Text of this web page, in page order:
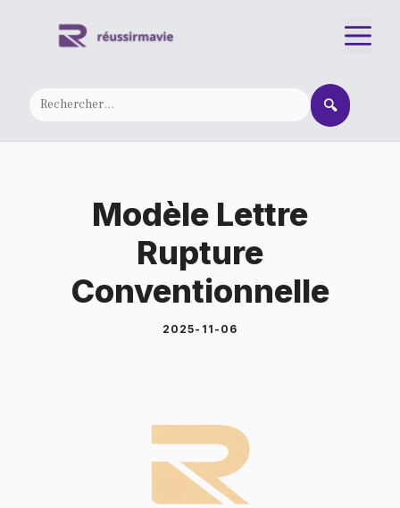
🔍
Modèle Lettre
Rupture
Conventionnelle
2025-11-06